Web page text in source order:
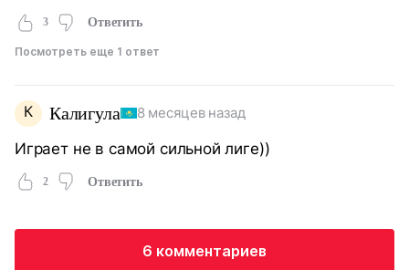
3 Ответить
Посмотреть еще 1 ответ
К Калигула 8 месяцев назад
Играет не в самой сильной лиге))
2 Ответить
6 комментариев